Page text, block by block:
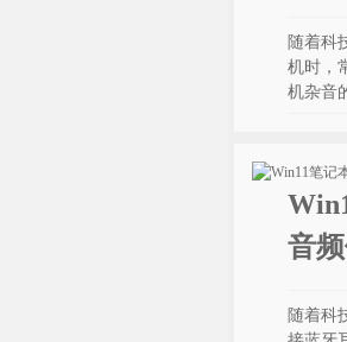
随着科
机时，
机杂音
音
随着科